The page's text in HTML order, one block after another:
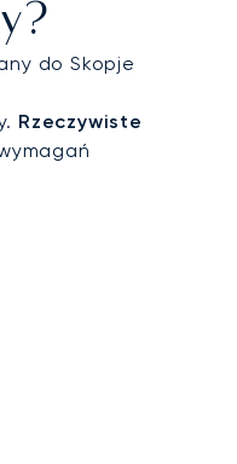
do Skopje
Rzeczywiste